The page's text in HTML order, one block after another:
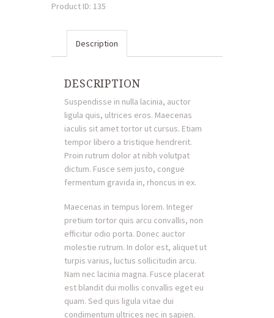
Product ID: 135
Description
DESCRIPTION
Suspendisse in nulla lacinia, auctor
ligula quis, ultrices eros. Maecenas
iaculis sit amet tortor ut cursus. Etiam
tempor libero a tristique hendrerit.
Proin rutrum dolor at nibh volutpat
dictum. Fusce sem justo, congue
fermentum gravida in, rhoncus in ex.
Maecenas in tempus lorem. Integer
pretium tortor quis arcu convallis, non
efficitur odio porta. Donec auctor
molestie rutrum. In dolor est, aliquet ut
turpis varius, luctus sollicitudin arcu.
Nam nec lacinia magna. Fusce placerat
est blandit dui mollis convallis eget eu
quam. Sed quis ligula vitae dui
condimentum ultrices nec in sapien.